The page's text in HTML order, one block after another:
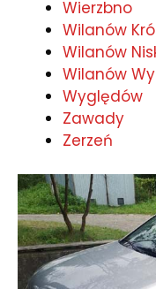
Wierzbno
Wilanów
Wilanów
Wilanów
Wyględów
Zawady
Zerzeń